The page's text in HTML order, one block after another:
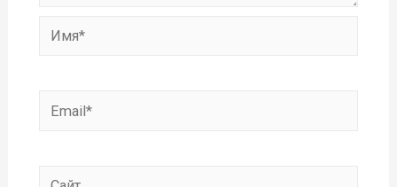
Имя*
Email*
Сайт